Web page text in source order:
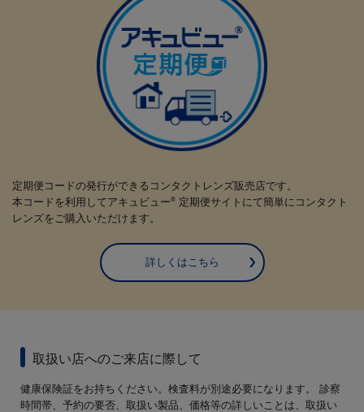
定期便コードの発行ができるコンタクトレンズ販売店です。
本コードを利用してアキュビュー® 定期便サイトにて簡単にコンタクト
レンズをご購入いただけます。
詳しくはこちら
取扱い店へのご来店に際して
健康保険証をお持ちください。検査料が別途必要になります。 診察
時間帯、予約の要否、取扱い製品、価格等の詳しいことは、取扱い